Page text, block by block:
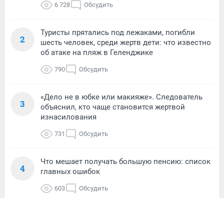
6 728 Обсудить
2
Туристы прятались под лежаками, погибли
шесть человек, среди жертв дети: что известно
об атаке на пляж в Геленджике
790 Обсудить
3
«Дело не в юбке или макияже». Следователь
объяснил, кто чаще становится жертвой
изнасилования
731 Обсудить
4
Что мешает получать большую пенсию: список
главных ошибок
603 Обсудить